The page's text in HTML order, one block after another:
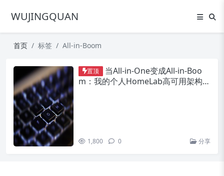
WUJINGQUAN
首页 标签 All-in-Boom
置顶
当All-in-One变成All-in-Boo
m：我的个人HomeLab高可用架构改
1,800 0 分享